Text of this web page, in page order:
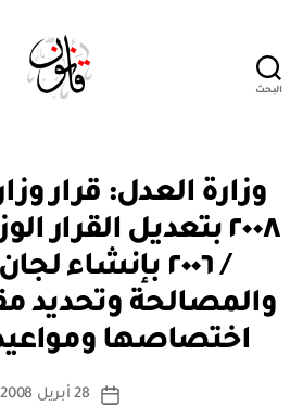
البحث
التصنيفات
ار
و
ي
/ ٢٠٠٦ بإنشاء
والمصالحة وتحديد
اختصاصها
كاتب
بو
س
ة
تاريخ
28 أبريل 2008